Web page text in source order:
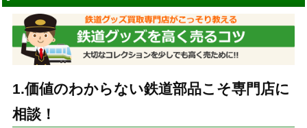
1.価値のわからない鉄道部品こそ専門店に
相談！